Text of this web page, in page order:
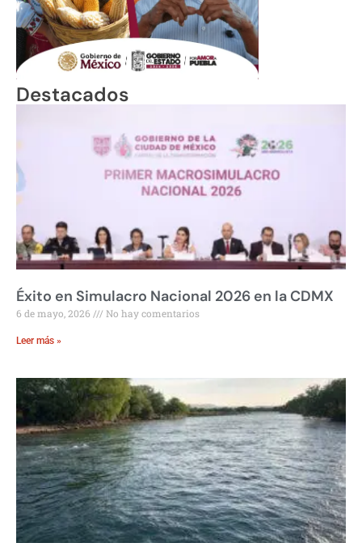
Destacados
Éxito en Simulacro Nacional 2026 en la CDMX
6 de mayo, 2026 No hay comentarios
Leer más »